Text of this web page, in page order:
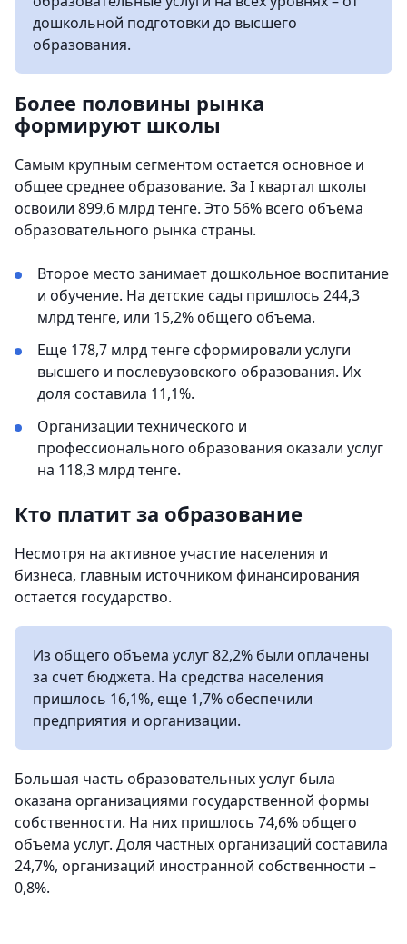
дошкольной подготовки до высшего
образования.
Более половины рынка
формируют школы
Самым крупным сегментом остается основное и
общее среднее образование. За I квартал школы
освоили 899,6 млрд тенге. Это 56% всего объема
образовательного рынка страны.
Второе место занимает дошкольное воспитание
и обучение. На детские сады пришлось 244,3
млрд тенге, или 15,2% общего объема.
Еще 178,7 млрд тенге сформировали услуги
высшего и послевузовского образования. Их
доля составила 11,1%.
Организации технического и
профессионального образования оказали услуг
на 118,3 млрд тенге.
Кто платит за образование
Несмотря на активное участие населения и
бизнеса, главным источником финансирования
остается государство.
Из общего объема услуг 82,2% были оплачены
за счет бюджета. На средства населения
пришлось 16,1%, еще 1,7% обеспечили
предприятия и организации.
Большая часть образовательных услуг была
оказана организациями государственной формы
собственности. На них пришлось 74,6% общего
объема услуг. Доля частных организаций составила
24,7%, организаций иностранной собственности –
0,8%.